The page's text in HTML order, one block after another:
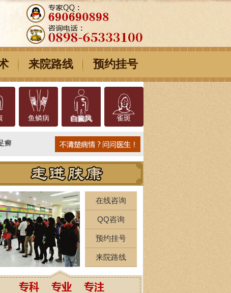
来院路线 预约挂号
鱼鳞病 白癜风 雀斑
癣
在线咨询
QQ咨询
预约挂号
来院路线